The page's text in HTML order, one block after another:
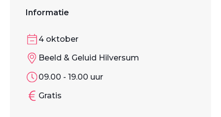
Informatie
4 oktober
Beeld & Geluid Hilversum
09.00 - 19.00 uur
Gratis